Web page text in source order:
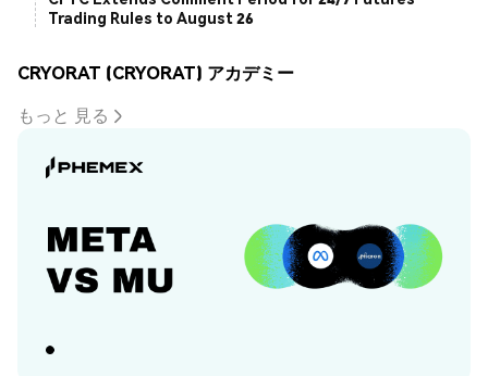
Trading Rules to August 26
CRYORAT (CRYORAT) アカデミー
もっと 見る